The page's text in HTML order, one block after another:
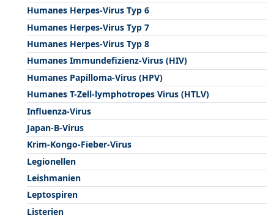
Humanes Herpes-Virus Typ 6
Humanes Herpes-Virus Typ 7
Humanes Herpes-Virus Typ 8
Humanes Immundefizienz-Virus (HIV)
Humanes Papilloma-Virus (HPV)
Humanes T-Zell-lymphotropes Virus (HTLV)
Influenza-Virus
Japan-B-Virus
Krim-Kongo-Fieber-Virus
Legionellen
Leishmanien
Leptospiren
Listerien